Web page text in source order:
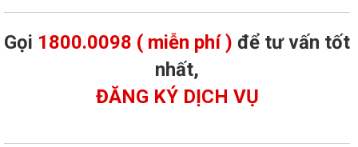
Gọi 1800.0098 ( miễn phí ) để tư vấn tốt
nhất,
ĐĂNG KÝ DỊCH VỤ